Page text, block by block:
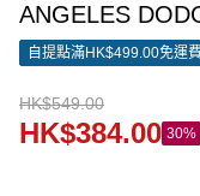
ANGELES
自提點滿HK$499.00免運
HK$549.00
HK$384.00 30%